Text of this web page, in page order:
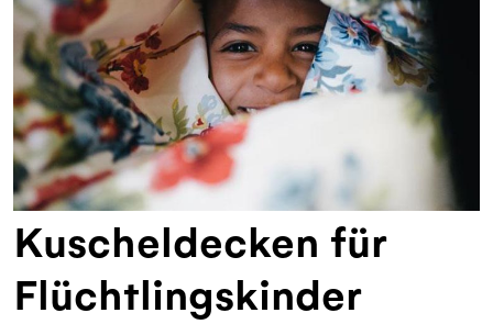
Kuscheldecken für
Flüchtlingskinder